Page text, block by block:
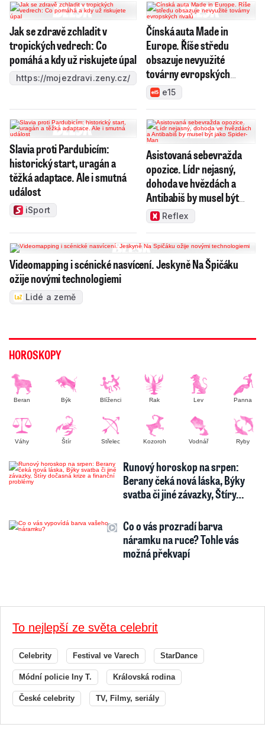
Jak se zdravě zchladit v
tropických vedrech: Co
pomáhá a kdy už riskujete úpal
https://mojezdravi.zeny.cz/
Čínská auta Made in
Europe. Říše středu
obsazuje nevyužité
továrny evropských
rivalůe15
Slavia proti Pardubicím:
historický start, uragán a
těžká adaptace. Ale i smutná
událost
iSport
Asistovaná sebevražda
opozice. Lídr nejasný,
dohoda ve hvězdách a
Antibabiš by musel být
jako Spider-Man
Reflex
Videomapping i scénické nasvícení. Jeskyně Na Špičáku
ožije novými technologiemi
Lidé a země
HOROSKOPY
Beran Býk Blíženci Rak Lev Panna
Váhy Štír Střelec Kozoroh Vodnář Ryby
Runový horoskop na srpen:
Berany čeká nová láska, Býky
svatba či jiné závazky, Štíry…
Co o vás prozradí barva
náramku na ruce? Tohle vás
možná překvapí
To nejlepší ze světa celebrit
Celebrity Festival ve Varech StarDance
Módní policie Iny T. Královská rodina
České celebrity TV, Filmy, seriály